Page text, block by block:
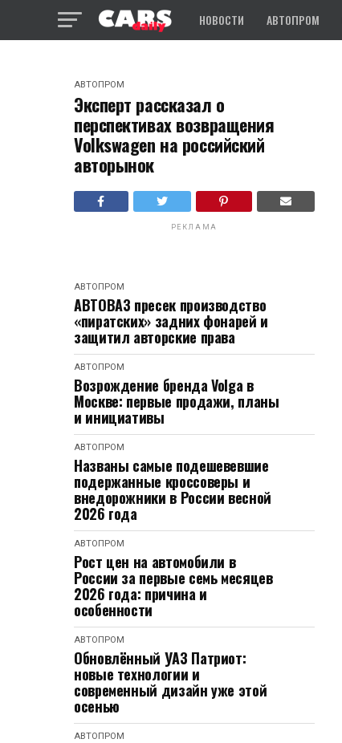
НОВОСТИ АВТОПРОМ
АВТОПРОМ
Эксперт рассказал о
перспективах возвращения
Volkswagen на российский
авторынок
РЕКЛАМА
АВТОПРОМ
АВТОВАЗ пресек производство
«пиратских» задних фонарей и
защитил авторские права
АВТОПРОМ
Возрождение бренда Volga в
Москве: первые продажи, планы
и инициативы
АВТОПРОМ
Названы самые подешевевшие
подержанные кроссоверы и
внедорожники в России весной
2026 года
АВТОПРОМ
Рост цен на автомобили в
России за первые семь месяцев
2026 года: причина и
особенности
АВТОПРОМ
Обновлённый УАЗ Патриот:
новые технологии и
современный дизайн уже этой
осенью
АВТОПРОМ